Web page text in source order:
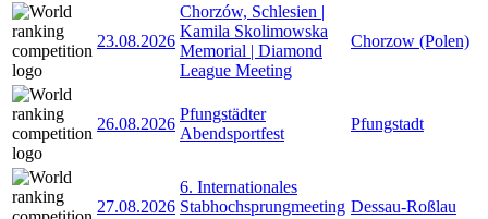
23.08.2026
Chorzów, Schlesien |
Kamila Skolimowska
Memorial | Diamond
League Meeting
Chorzow (Polen)
26.08.2026
Pfungstädter
Abendsportfest
Pfungstadt
27.08.2026
6. Internationales
Stabhochsprungmeeting Dessau-Roßlau